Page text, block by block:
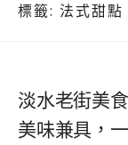
標籤: 法式甜點
淡水老街美
美味兼具，